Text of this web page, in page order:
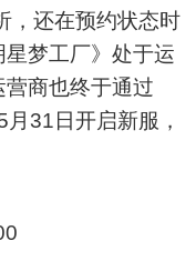
，还在预约状态时
梦工厂》处于运
商也终于通过
31日开启新服，